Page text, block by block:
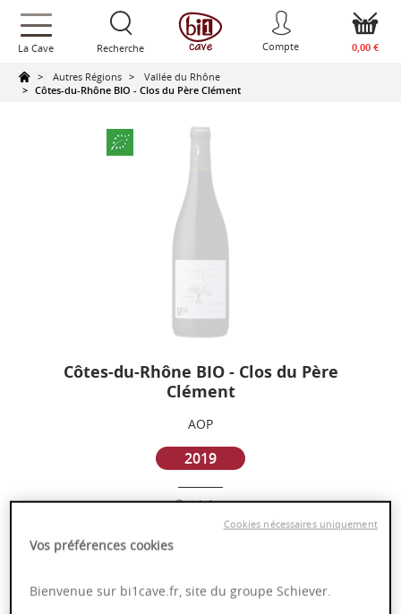
text.skipToContent
text.skipToNavigation
La Cave Recherche Compte 0,00 €
Autres Régions
Vallée du Rhône
Côtes-du-Rhône BIO - Clos du Père Clément
Côtes-du-Rhône BIO - Clos du Père
Clément
AOP
2019
Rhône
Puissant
Vos préférences cookies
Bienvenue sur bi1cave.fr, site du groupe Schiever.
Cookies nécessaires uniquement